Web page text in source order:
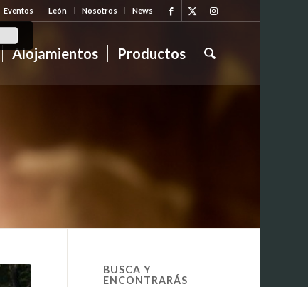
Eventos León Nosotros News
Alojamientos Productos
BUSCA Y
ENCONTRARÁS